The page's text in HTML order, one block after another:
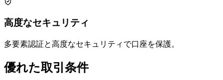
高度なセキュリティ
多要素認証と高度なセキュリティで口座を保護。
優れた取引条件